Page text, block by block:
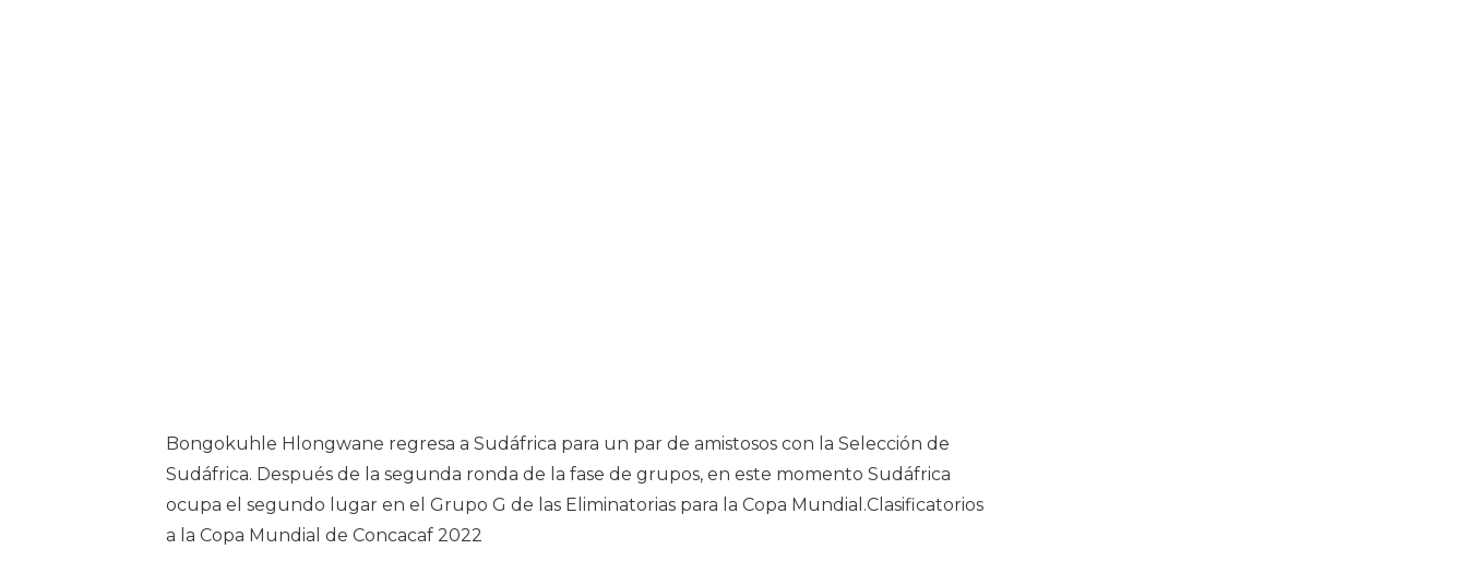
Bongokuhle Hlongwane regresa a Sudáfrica para un par de amistosos con la Selección de
Sudáfrica. Después de la segunda ronda de la fase de grupos, en este momento Sudáfrica
ocupa el segundo lugar en el Grupo G de las Eliminatorias para la Copa Mundial.Clasificatorios
a la Copa Mundial de Concacaf 2022